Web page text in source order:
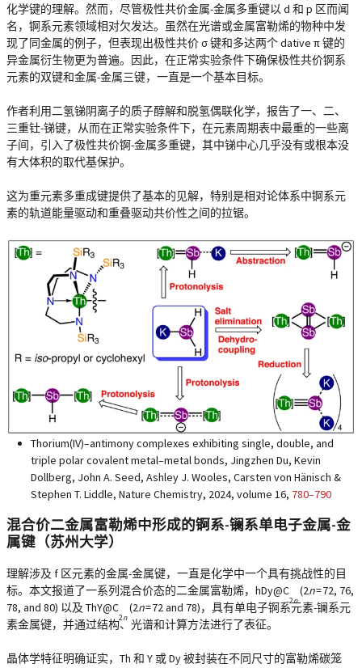
化学键的理解。然而，尽管极性共价金属-金属多重键以 d 和 p 区而闻
名，锕系元素领域相对欠发达。虽然在光谱或金属富勒烯的物种中发
现了同金属的例子，但表现出极性共价 σ 键和多达两个 dative π 键的
异金属衍生物更为普遍。因此，在正常实验条件下确保极性共价锕系
元素的双键和金属-金属三键，一直是一个基本目标。
作者利用二氢锑阴离子的质子醇解和脱氢偶联化学，报告了一、二、
三重钍-锑键，从而在正常实验条件下，在元素周期表中最重的一些离
子间，引入了极性共价锕-金属多重键，其中锑中心几乎没有或根本没
有大体积的取代基保护。
这为重元素多重成键提供了基本的见解，特别是相对论体系中锕系元
素的轨道能量驱动和重叠驱动共价性之间的拉锯。
Thorium(IV)–antimony complexes exhibiting single, double, and
triple polar covalent metal–metal bonds, Jingzhen Du, Kevin
Dollberg, John A. Seed, Ashley J. Wooles, Carsten von Hänisch &
Stephen T. Liddle, Nature Chemistry, 2024, volume 16, 780–790
混合价二金属富勒烯中形成的锕系-镧系单电子金属-金
属键（苏州大学）
理解涉及 f 区元素的金属-金属键，一直是化学中一个具有挑战性的目
标。本文报道了一系列混合价态的二金属富勒烯，hDy@C
2n
(2n= 72, 76,
78, and 80) 以及 ThY@C
2n
(2n= 72 and 78)，具有单电子锕系元素-镧系元
素金属键，并通过结构、光谱和计算方法进行了表征。
晶体学特征明确证实，Th 和 Y 或 Dy 被封装在不同尺寸的富勒烯碳笼